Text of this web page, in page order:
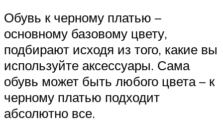
Обувь к черному платью –
основному базовому цвету,
подбирают исходя из того, какие вы
используйте аксессуары. Сама
обувь может быть любого цвета – к
черному платью подходит
абсолютно все.